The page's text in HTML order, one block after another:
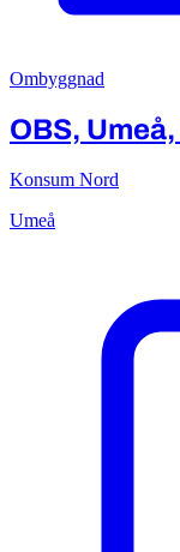
Ombyggnad
OBS,
Konsum Nord
Umeå